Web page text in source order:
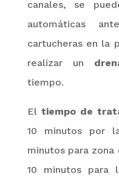
canales, se
automáticas
cartucheras en la
realizar un
tiempo.
Eltiempo de
10 minutos por
minutos para
10 minutos para